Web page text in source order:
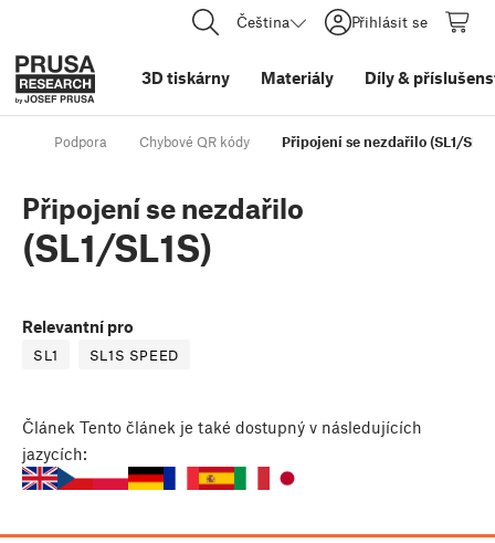
Čeština Přihlásit se
3D tiskárny Materiály Díly&
Podpora Chybové QR kódy Připojení se nezdařilo (SL1/
Připojení se nezdařilo
(SL1/SL1S)
Relevantní pro
SL1 SL1S SPEED
Článek Tento článek je také dostupný v následujících
jazycích: